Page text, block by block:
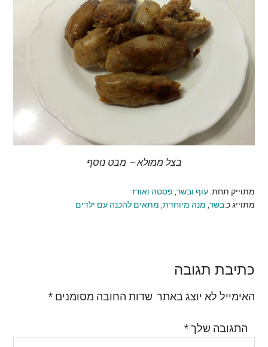
בצל ממולא – מבט נוסף
מתוייק תחת:עוף ובשר פסטה ואורז
מתוייג כ:בשר מנה מיוחדת מתאים להכנה עם ילדים
Reader
Interactions
כתיבת תגובה
האימייל לא יוצג באתר. שדות החובה מסומנים*
התגובה שלך*